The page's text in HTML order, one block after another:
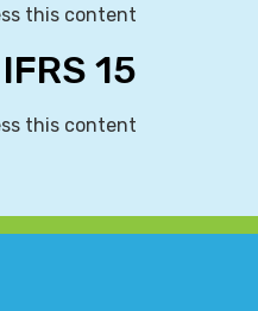
this content
IFRS 15 – תרגול שאלה 27
this content